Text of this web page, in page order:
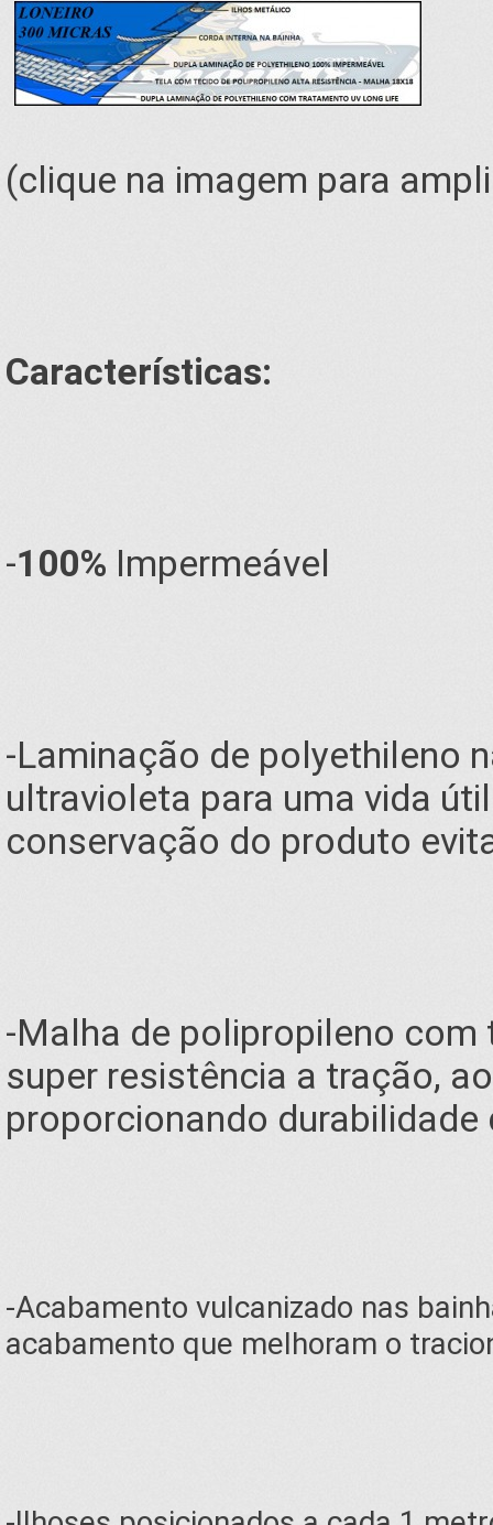
(clique na imagem para
Características:
-100% Impermeável
-Laminação de polyethileno
ultravioleta para uma vida
conservação do produto
-Malha de polipropileno
super resistência a tração,
proporcionando
-Acabamento vulcanizado nas
acabamento que melhoram o